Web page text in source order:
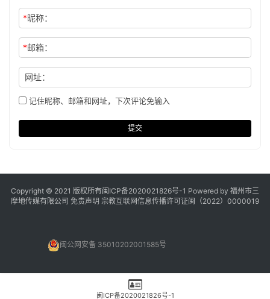
*昵称：
*邮箱：
网址：
记住昵称、邮箱和网址，下次评论免输入
提交
Copyright © 2021 版权所有闽ICP备2020021826号-1 Powered by 福州市三
摩地传媒有限公司 免责声明 宗教互联网信息传播许可证闽（2022）0000019
闽公网安备 35010202001585号
闽ICP备2020021826号-1